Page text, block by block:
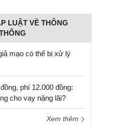
LUẬT VỀ THÔNG
mạo có thể bị xử lý
phí 12.000 đồng:
cho vay nặng lãi?
Xem thêm